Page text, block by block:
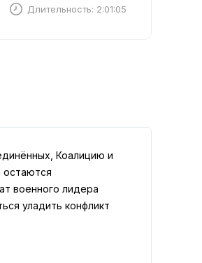
Длительность: 2:01:05
Коалицию и
военного лидера
уладить конфликт